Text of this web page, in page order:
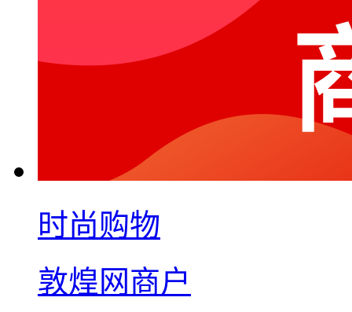
时尚购物
敦煌网商户